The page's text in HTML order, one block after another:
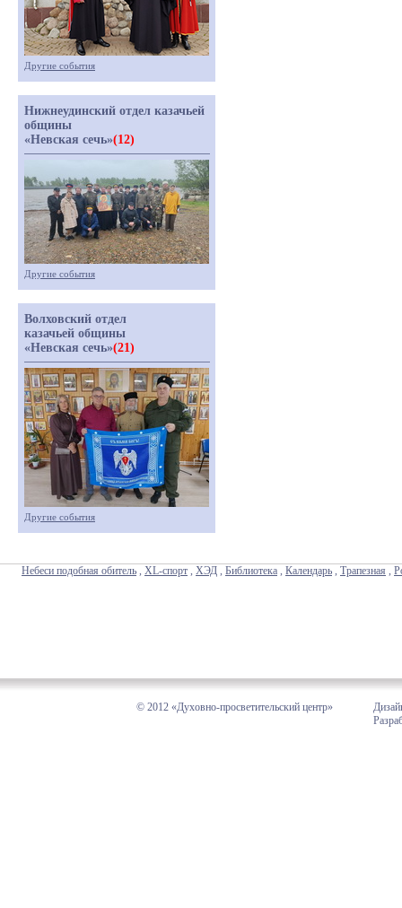
Другие события
Нижнеудинский отдел казачьей
общины
«Невская сечь»(12)
Другие события
Волховский отдел
казачьей общины
«Невская сечь»(21)
Другие события
Небеси подобная обитель , XL-спорт , ХЭД , Библиотека , Календарь , Трапезная ,
© 2012 «Духовно-просветительский центр»